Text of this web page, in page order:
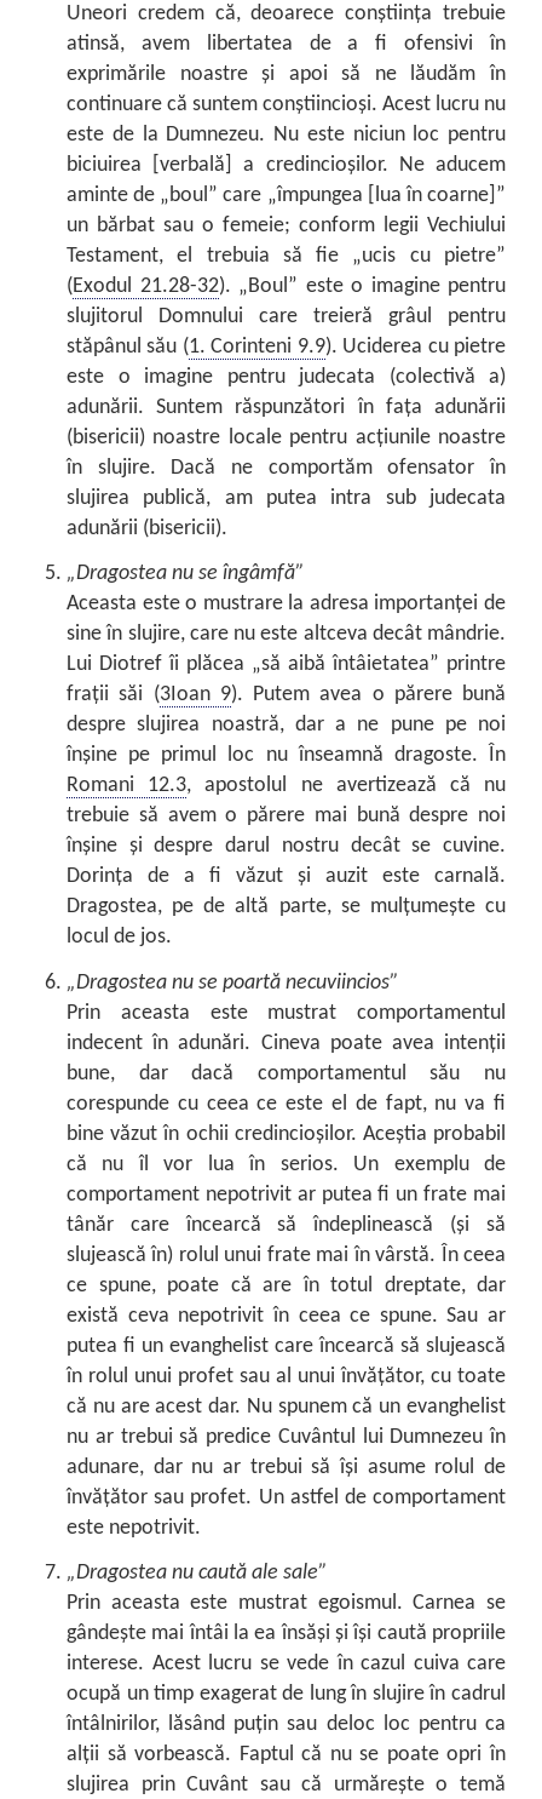
Uneori credem că, deoarece conștiința trebuie
atinsă, avem libertatea de a fi ofensivi în
exprimările noastre și apoi să ne lăudăm în
continuare că suntem conștiincioși. Acest lucru nu
este de la Dumnezeu. Nu este niciun loc pentru
biciuirea [verbală] a credincioșilor. Ne aducem
aminte de „boul” care „împungea [lua în coarne]”
un bărbat sau o femeie; conform legii Vechiului
Testament, el trebuia să fie „ucis cu pietre”
(Exodul 21.28-32). „Boul” este o imagine pentru
slujitorul Domnului care treieră grâul pentru
stăpânul său (1. Corinteni 9.9). Uciderea cu pietre
este o imagine pentru judecata (colectivă a)
adunării. Suntem răspunzători în fața adunării
(bisericii) noastre locale pentru acțiunile noastre
în slujire. Dacă ne comportăm ofensator în
slujirea publică, am putea intra sub judecata
adunării (bisericii).
„Dragostea nu se îngâmfă”
Aceasta este o mustrare la adresa importanței de
sine în slujire, care nu este altceva decât mândrie.
Lui Diotref îi plăcea „să aibă întâietatea” printre
frații săi (3Ioan 9). Putem avea o părere bună
despre slujirea noastră, dar a ne pune pe noi
înșine pe primul loc nu înseamnă dragoste. În
Romani 12.3, apostolul ne avertizează că nu
trebuie să avem o părere mai bună despre noi
înșine și despre darul nostru decât se cuvine.
Dorința de a fi văzut și auzit este carnală.
Dragostea, pe de altă parte, se mulțumește cu
locul de jos.
„Dragostea nu se poartă necuviincios”
Prin aceasta este mustrat comportamentul
indecent în adunări. Cineva poate avea intenții
bune, dar dacă comportamentul său nu
corespunde cu ceea ce este el de fapt, nu va fi
bine văzut în ochii credincioșilor. Aceștia probabil
că nu îl vor lua în serios. Un exemplu de
comportament nepotrivit ar putea fi un frate mai
tânăr care încearcă să îndeplinească (și să
slujească în) rolul unui frate mai în vârstă. În ceea
ce spune, poate că are în totul dreptate, dar
există ceva nepotrivit în ceea ce spune. Sau ar
putea fi un evanghelist care încearcă să slujească
în rolul unui profet sau al unui învățător, cu toate
că nu are acest dar. Nu spunem că un evanghelist
nu ar trebui să predice Cuvântul lui Dumnezeu în
adunare, dar nu ar trebui să își asume rolul de
învățător sau profet. Un astfel de comportament
este nepotrivit.
„Dragostea nu caută ale sale”
Prin aceasta este mustrat egoismul. Carnea se
gândește mai întâi la ea însăși și își caută propriile
interese. Acest lucru se vede în cazul cuiva care
ocupă un timp exagerat de lung în slujire în cadrul
întâlnirilor, lăsând puțin sau deloc loc pentru ca
alții să vorbească. Faptul că nu se poate opri în
slujirea prin Cuvânt sau că urmărește o temă